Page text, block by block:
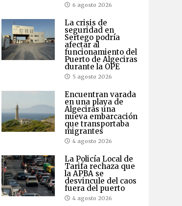
6 agosto 2026
La crisis de
seguridad en
Sertego podría
afectar al
funcionamiento del
Puerto de Algeciras
durante la OPE
5 agosto 2026
Encuentran varada
en una playa de
Algeciras una
nueva embarcación
que transportaba
migrantes
4 agosto 2026
La Policía Local de
Tarifa rechaza que
la APBA se
desvincule del caos
fuera del puerto
4 agosto 2026